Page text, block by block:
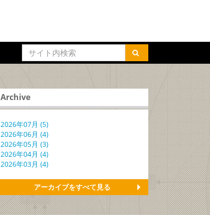
Archive
2026年07月 (5)
2026年06月 (4)
2026年05月 (3)
2026年04月 (4)
2026年03月 (4)
アーカイブをすべて見る